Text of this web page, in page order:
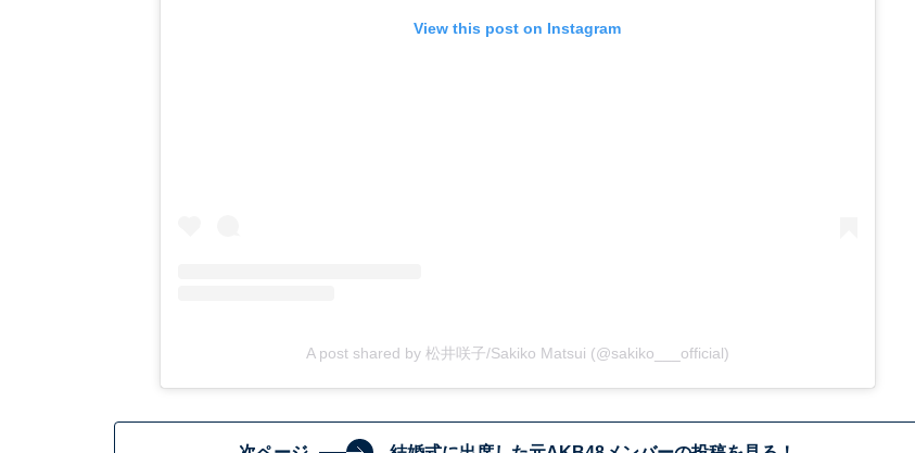
View this post on Instagram
A post shared by 松井咲子/Sakiko Matsui (@sakiko___official)